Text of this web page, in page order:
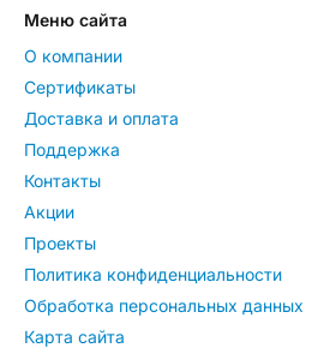
Меню сайта
О компании
Сертификаты
Доставка и оплата
Поддержка
Контакты
Акции
Проекты
Политика конфиденциальности
Обработка персональных данных
Карта сайта